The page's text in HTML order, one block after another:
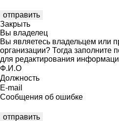
Закрыть
Вы владелец
Вы являетесь владельцем или
организации? Тогда заполните
для редактирования
Ф.И.О
Должность
E-mail
Сообщения об ошибке